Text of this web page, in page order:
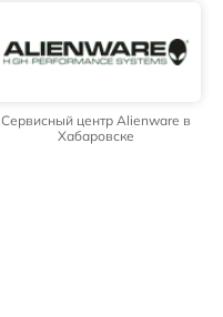
Сервисный центр Alienware в
Хабаровске